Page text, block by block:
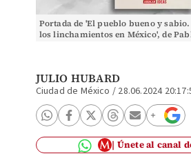
Portada de 'El pueblo bueno y
los linchamientos en México', de
JULIO HUBARD
Ciudad de México / 28.06.2024
Únete al canal